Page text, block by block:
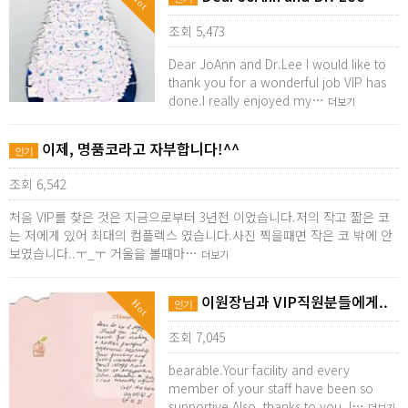
조회 5,473
Dear JoAnn and Dr.Lee I would like to
thank you for a wonderful job VIP has
done.I really enjoyed my… 더보기
인기 이제, 명품코라고 자부합니다!^^
조회 6,542
처음 VIP를 찾은 것은 지금으로부터 3년전 이었습니다.저의 작고 짧은 코
는 저에게 있어 최대의 컴플렉스 였습니다.사진 찍을때면 작은 코 밖에 안
보였습니다..ㅜ_ㅜ 거울을 볼때마… 더보기
Hot 인기 이원장님과 VIP직원분들에게..
조회 7,045
bearable.Your facility and every
member of your staff have been so